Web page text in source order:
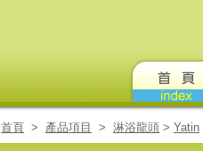
首頁 > 產品項目 > 淋浴龍頭 > Yatin